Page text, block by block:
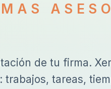
de tu firma.
tareas,